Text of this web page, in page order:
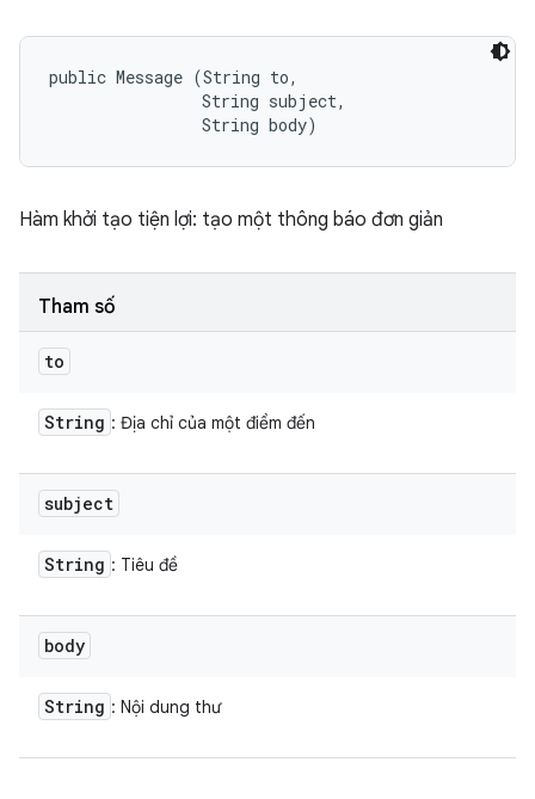
public Message (String to,
                String subject,
                String body)
Hàm khởi tạo tiện lợi: tạo một thông báo đơn giản
Tham số
to
String : Địa chỉ của một điểm đến
subject
String : Tiêu đề
body
String : Nội dung thư